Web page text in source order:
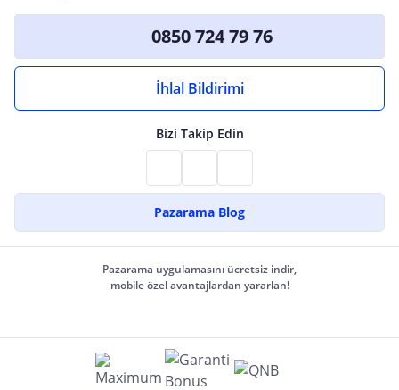
0850 724 79 76
İhlal Bildirimi
Bizi Takip Edin
Pazarama Blog
Pazarama uygulamasını ücretsiz indir,
mobile özel avantajlardan yararlan!